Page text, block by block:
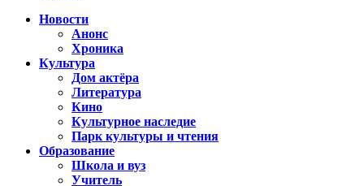
Новости
Анонс
Хроника
Культура
Дом актёра
Литература
Кино
Культурное наследие
Парк культуры и чтения
Образование
Школа и вуз
Учитель